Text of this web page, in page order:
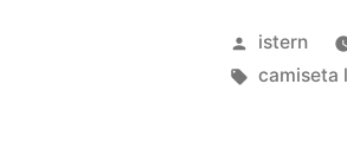
Publicado
por
istern
Etiquetas:
camiseta